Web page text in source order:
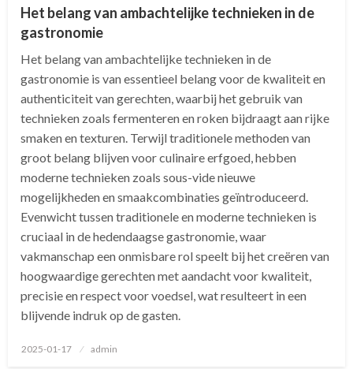
Het belang van ambachtelijke technieken in de
gastronomie
Het belang van ambachtelijke technieken in de
gastronomie is van essentieel belang voor de kwaliteit en
authenticiteit van gerechten, waarbij het gebruik van
technieken zoals fermenteren en roken bijdraagt aan rijke
smaken en texturen. Terwijl traditionele methoden van
groot belang blijven voor culinaire erfgoed, hebben
moderne technieken zoals sous-vide nieuwe
mogelijkheden en smaakcombinaties geïntroduceerd.
Evenwicht tussen traditionele en moderne technieken is
cruciaal in de hedendaagse gastronomie, waar
vakmanschap een onmisbare rol speelt bij het creëren van
hoogwaardige gerechten met aandacht voor kwaliteit,
precisie en respect voor voedsel, wat resulteert in een
blijvende indruk op de gasten.
Geplaatst
2025-01-17 admin